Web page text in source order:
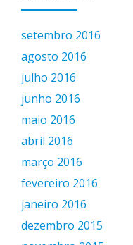
setembro 2016
agosto 2016
julho 2016
junho 2016
maio 2016
abril 2016
março 2016
fevereiro 2016
janeiro 2016
dezembro 2015